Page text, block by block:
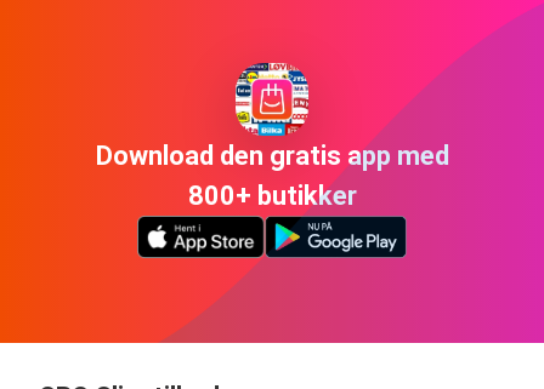
Download den gratis app med
800+ butikker